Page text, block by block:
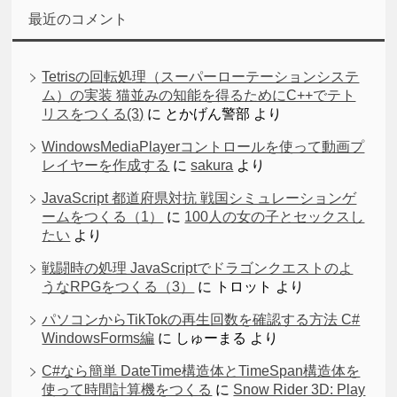
最近のコメント
Tetrisの回転処理（スーパーローテーションシステ
ム）の実装 猫並みの知能を得るためにC++でテト
リスをつくる(3) に とかげん警部 より
WindowsMediaPlayerコントロールを使って動画プ
レイヤーを作成する にsakura より
JavaScript 都道府県対抗 戦国シミュレーションゲ
ームをつくる（1）
に 100人の女の子とセックスし
たい より
戦闘時の処理 JavaScriptでドラゴンクエストのよ
うなRPGをつくる（3）
に トロット より
パソコンからTikTokの再生回数を確認する方法 C#
WindowsForms編 に しゅーまる より
C#なら簡単 DateTime構造体とTimeSpan構造体を
使って時間計算機をつくる に Snow Rider 3D: Play